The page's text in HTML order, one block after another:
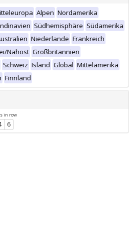
Alpen Nordamerika
Südhemisphäre Südamerika
Niederlande Frankreich
Nahost Großbritannien
Schweiz Island Global Mittelamerika
Finnland
in row
6